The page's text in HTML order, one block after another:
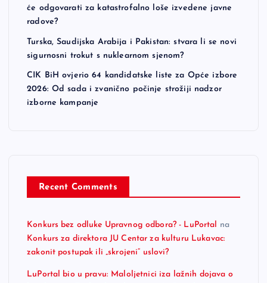
će odgovarati za katastrofalno loše izvedene javne
radove?
Turska, Saudijska Arabija i Pakistan: stvara li se novi
sigurnosni trokut s nuklearnom sjenom?
CIK BiH ovjerio 64 kandidatske liste za Opće izbore
2026: Od sada i zvanično počinje strožiji nadzor
izborne kampanje
Recent Comments
Konkurs bez odluke Upravnog odbora? - LuPortal na
Konkurs za direktora JU Centar za kulturu Lukavac:
zakonit postupak ili „skrojeni“ uslovi?
LuPortal bio u pravu: Maloljetnici iza lažnih dojava o